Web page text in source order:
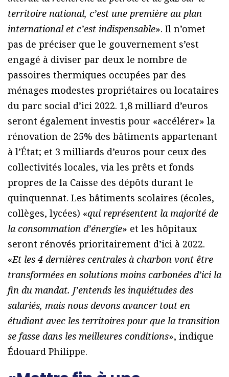
territoire national, c’est une première au plan
international et c’est indispensable». Il n’omet
pas de préciser que le gouvernement s’est
engagé à diviser par deux le nombre de
passoires thermiques occupées par des
ménages modestes propriétaires ou locataires
du parc social d’ici 2022. 1,8 milliard d’euros
seront également investis pour «accélérer» la
rénovation de 25% des bâtiments appartenant
à l’État; et 3 milliards d’euros pour ceux des
collectivités locales, via les prêts et fonds
propres de la Caisse des dépôts durant le
quinquennat. Les bâtiments scolaires (écoles,
collèges, lycées) «qui représentent la majorité de
la consommation d’énergie» et les hôpitaux
seront rénovés prioritairement d’ici à 2022.
«Et les 4 dernières centrales à charbon vont être
transformées en solutions moins carbonées d’ici la
fin du mandat. J’entends les inquiétudes des
salariés, mais nous devons avancer tout en
étudiant avec les territoires pour que la transition
se fasse dans les meilleures conditions», indique
Édouard Philippe.